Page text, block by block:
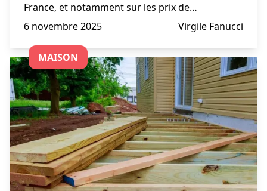
France, et notamment sur les prix de
l’immobilier à Paris. Les confinements successifs
n’ont pas amélioré la situation et ont eu
d’importantes répercussions sur l’
6 novembre 2025 Virgile Fanucci
MAISON